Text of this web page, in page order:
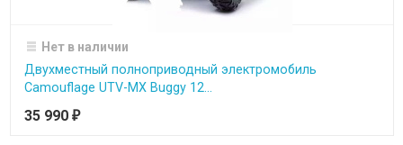
Нет в наличии
Двухместный полноприводный электромобиль
Camouflage UTV-MX Buggy 12...
35 990 ₽